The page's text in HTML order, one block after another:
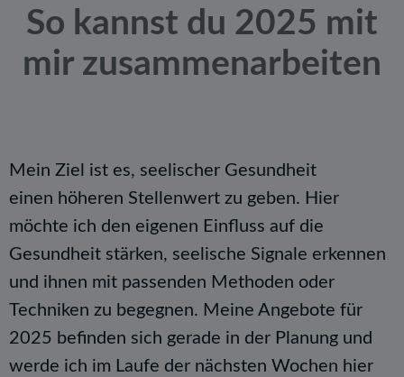
So kannst du 2025 mit
mir zusammenarbeiten
Mein Ziel ist es, seelischer Gesundheit
einen höheren Stellenwert zu geben. Hier
möchte ich den eigenen Einfluss auf die
Gesundheit stärken, seelische Signale erkennen
und ihnen mit passenden Methoden oder
Techniken zu begegnen. Meine Angebote für
2025 befinden sich gerade in der Planung und
werde ich im Laufe der nächsten Wochen hier